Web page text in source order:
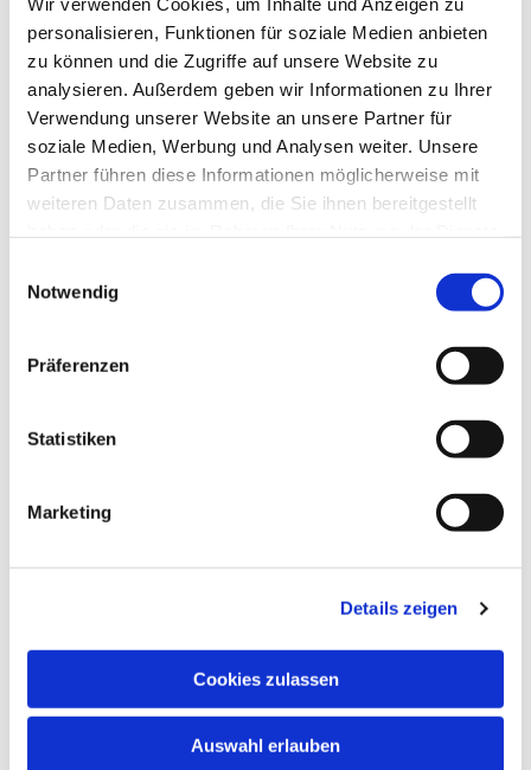
personalisieren, Funktionen für soziale Medien anbieten
zu können und die Zugriffe auf unsere Website zu
analysieren. Außerdem geben wir Informationen zu Ihrer
Verwendung unserer Website an unsere Partner für
soziale Medien, Werbung und Analysen weiter. Unsere
Partner führen diese Informationen möglicherweise mit
weiteren Daten zusammen, die Sie ihnen bereitgestellt
Notwendig
Präferenzen
Statistiken
Marketing
Details zeigen
Cookies zulassen
Auswahl erlauben
Freitag, 25. Dezember 2026, 09:00
Uhr
Dies könnte Sie auch